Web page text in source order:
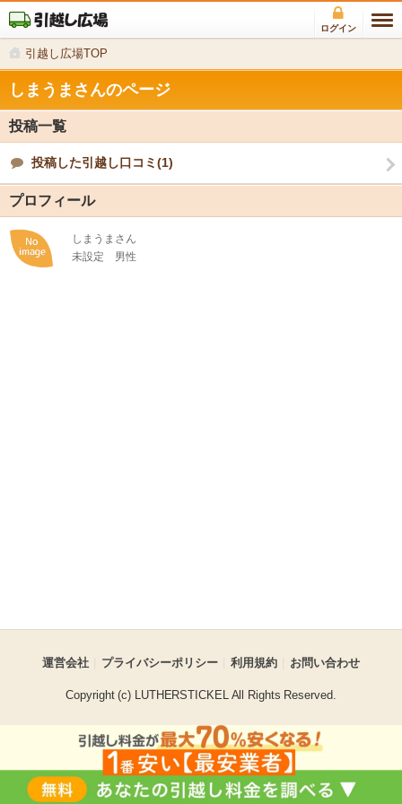
ログイン
引越し広場TOP
しまうまさんのページ
投稿一覧
投稿した引越し口コミ(1)
プロフィール
しまうまさん
未設定
男性
運営会社 プライバシーポリシー 利用規約 お問い合わせ
Copyright (c) LUTHERSTICKEL All Rights Reserved.